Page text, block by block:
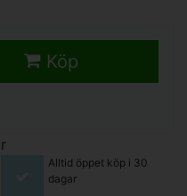
Köp
Alltid öppet köp i 30
dagar